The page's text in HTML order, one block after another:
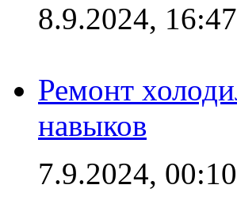
8.9.2024, 16:47
Ремонт
навыков
7.9.2024, 00:10